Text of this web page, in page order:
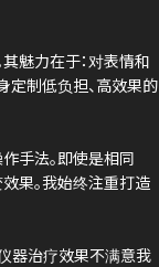
魅力在于：对表情和
定制低负担、高效果的
手法。即使是相同
果。我始终注重打造
器治疗效果不满意我